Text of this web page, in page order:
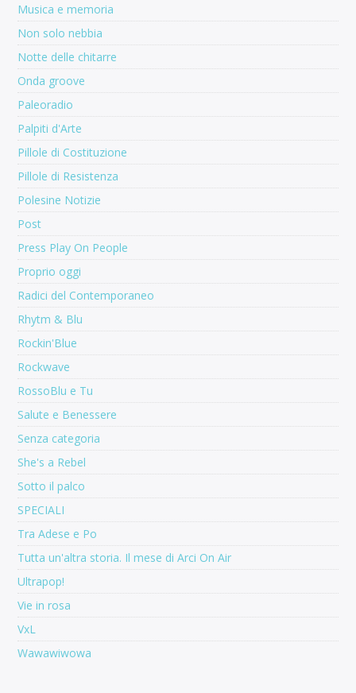
Musica e memoria
Non solo nebbia
Notte delle chitarre
Onda groove
Paleoradio
Palpiti d'Arte
Pillole di Costituzione
Pillole di Resistenza
Polesine Notizie
Post
Press Play On People
Proprio oggi
Radici del Contemporaneo
Rhytm & Blu
Rockin'Blue
Rockwave
RossoBlu e Tu
Salute e Benessere
Senza categoria
She's a Rebel
Sotto il palco
SPECIALI
Tra Adese e Po
Tutta un'altra storia. Il mese di Arci On Air
Ultrapop!
Vie in rosa
VxL
Wawawiwowa